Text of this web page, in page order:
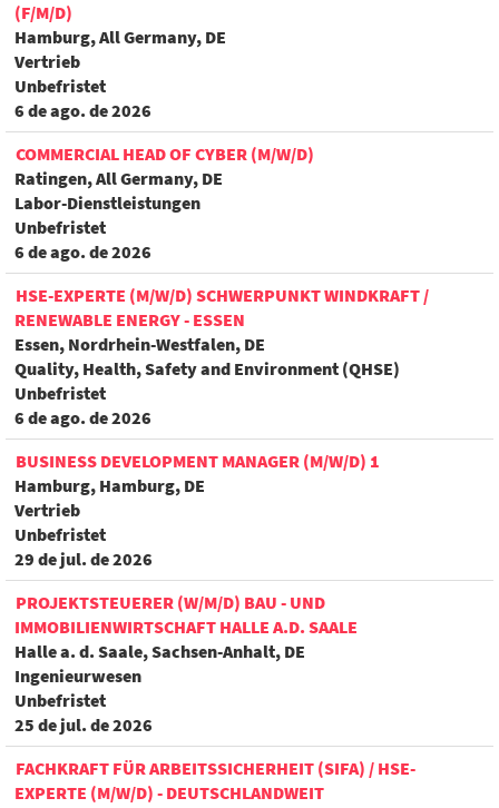
(F/M/D)
Hamburg, All Germany, DE
Vertrieb
Unbefristet
6 de ago. de 2026
COMMERCIAL HEAD OF CYBER (M/W/D)
Ratingen, All Germany, DE
Labor-Dienstleistungen
Unbefristet
6 de ago. de 2026
HSE-EXPERTE (M/W/D) SCHWERPUNKT WINDKRAFT /
RENEWABLE ENERGY - ESSEN
Essen, Nordrhein-Westfalen, DE
Quality, Health, Safety and Environment (QHSE)
Unbefristet
6 de ago. de 2026
BUSINESS DEVELOPMENT MANAGER (M/W/D) 1
Hamburg, Hamburg, DE
Vertrieb
Unbefristet
29 de jul. de 2026
PROJEKTSTEUERER (W/M/D) BAU - UND
IMMOBILIENWIRTSCHAFT HALLE A.D. SAALE
Halle a. d. Saale, Sachsen-Anhalt, DE
Ingenieurwesen
Unbefristet
25 de jul. de 2026
FACHKRAFT FÜR ARBEITSSICHERHEIT (SIFA) / HSE-
EXPERTE (M/W/D) - DEUTSCHLANDWEIT